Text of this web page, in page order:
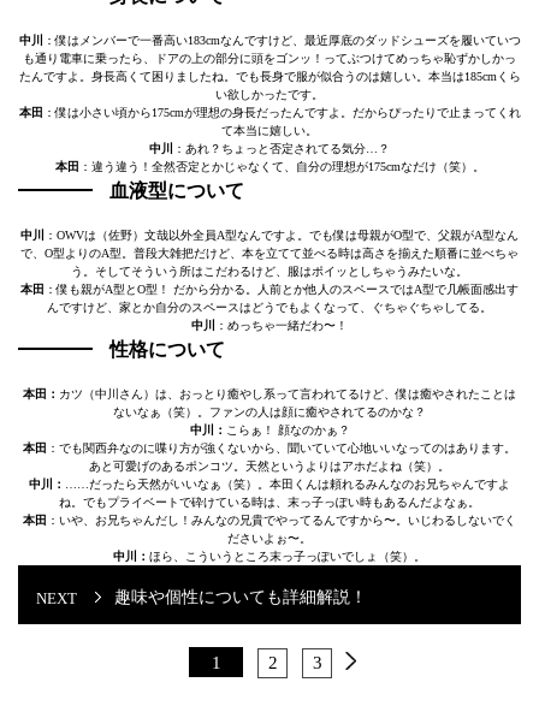
中川
：僕はメンバーで一番高い183cmなんですけど、最近厚底のダッドシューズを履いていつ
も通り電車に乗ったら、ドアの上の部分に頭をゴンッ！ってぶつけてめっちゃ恥ずかしかっ
たんですよ。身長高くて困りましたね。でも長身で服が似合うのは嬉しい。本当は185cmくら
い欲しかったです。
本田 ：僕は小さい頃から175cmが理想の身長だったんですよ。だからぴったりで止まってくれ
て本当に嬉しい。
中川
：あれ？ちょっと否定されてる気分…？
本田 ：違う違う！全然否定とかじゃなくて、自分の理想が175cmなだけ（笑）。
血液型について
中川
：OWVは（佐野）文哉以外全員A型なんですよ。でも僕は母親がO型で、父親がA型なん
で、O型よりのA型。普段大雑把だけど、本を立てて並べる時は高さを揃えた順番に並べちゃ
う。そしてそういう所はこだわるけど、服はポイッとしちゃうみたいな。
本田 ：僕も親がA型とO型！ だから分かる。人前とか他人のスペースではA型で几帳面感出す
んですけど、家とか自分のスペースはどうでもよくなって、ぐちゃぐちゃしてる。
中川
：めっちゃ一緒だわ〜！
性格について
本田： カツ（中川さん）は、おっとり癒やし系って言われてるけど、僕は癒やされたことは
ないなぁ（笑）。ファンの人は顔に癒やされてるのかな？
中川： こらぁ！ 顔なのかぁ？
本田 ：でも関西弁なのに喋り方が強くないから、聞いていて心地いいなってのはあります。
あと可愛げのあるポンコツ。天然というよりはアホだよね（笑）。
中川： ……だったら天然がいいなぁ（笑）。本田くんは頼れるみんなのお兄ちゃんですよ
ね。でもプライベートで砕けている時は、末っ子っぽい時もあるんだよなぁ。
本田 ：いや、お兄ちゃんだし！みんなの兄貴でやってるんですから〜。いじわるしないでく
ださいよぉ〜。
中川： ほら、こういうところ末っ子っぽいでしょ（笑）。
趣味や個性についても詳細解説！
1 2 3